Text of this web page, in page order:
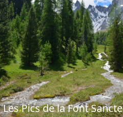
Les Pics de la Font Sancte